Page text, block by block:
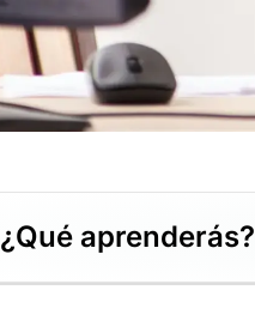
¿Qué aprenderás?